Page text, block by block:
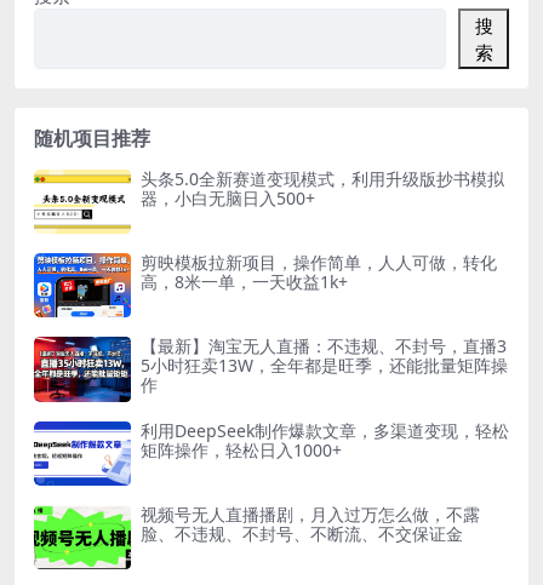
搜
索
随机项目推荐
头条5.0全新赛道变现模式，利用升级版抄书模拟
器，小白无脑日入500+
剪映模板拉新项目，操作简单，人人可做，转化
高，8米一单，一天收益1k+
【最新】淘宝无人直播：不违规、不封号，直播3
5小时狂卖13W，全年都是旺季，还能批量矩阵操
作
利用DeepSeek制作爆款文章，多渠道变现，轻松
矩阵操作，轻松日入1000+
视频号无人直播播剧，月入过万怎么做，不露
脸、不违规、不封号、不断流、不交保证金